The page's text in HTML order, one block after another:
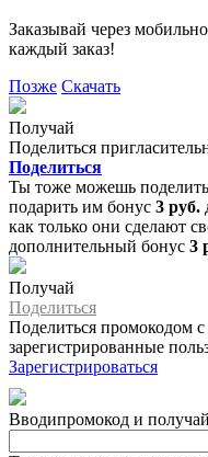
Заказывай через
каждый заказ!
Позже Скачать
Получай
Поделиться
Поделиться
Ты тоже можешь
подарить им бонус 3 руб.
как только они сделают
дополнительный бонус 3
Получай
Поделиться
Поделиться промокодом с
зарегистрированные
Зарегистрироваться
Вводипромокод и